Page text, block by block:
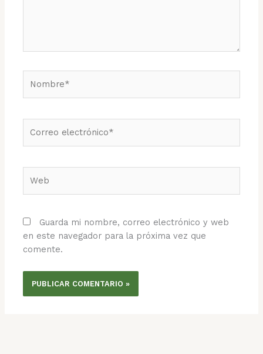
electrónico*
Guarda mi nombre, correo electrónico y web
en este navegador para la próxima vez que
comente.